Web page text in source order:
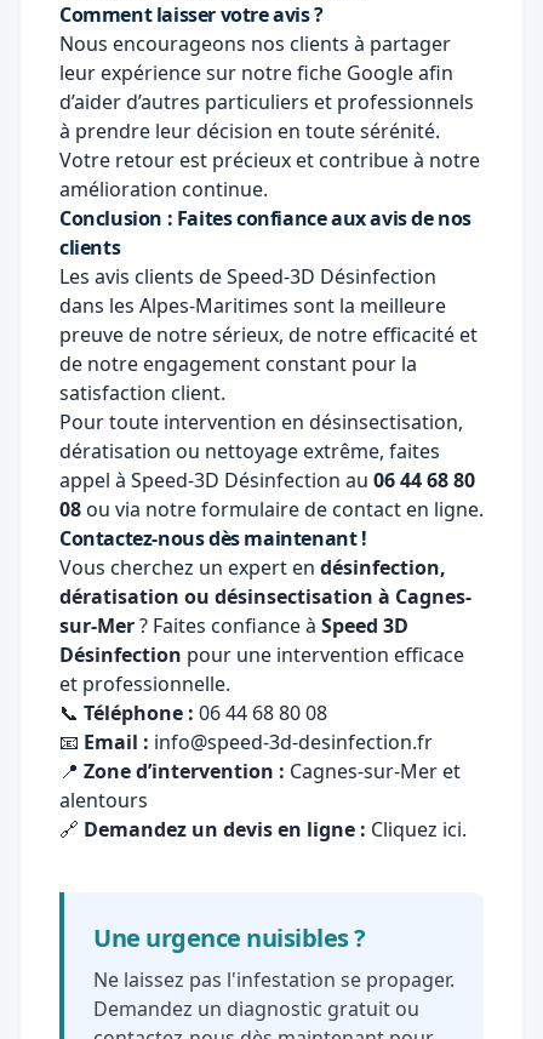
Comment laisser votre avis ?
Nous encourageons nos clients à partager
leur expérience sur notre fiche Google afin
d’aider d’autres particuliers et professionnels
à prendre leur décision en toute sérénité.
Votre retour est précieux et contribue à notre
amélioration continue.
Conclusion : Faites confiance aux avis de nos
clients
Les avis clients de Speed-3D Désinfection
dans les Alpes-Maritimes sont la meilleure
preuve de notre sérieux, de notre efficacité et
de notre engagement constant pour la
satisfaction client.
Pour toute intervention en désinsectisation,
dératisation ou nettoyage extrême, faites
appel à Speed-3D Désinfection au 06 44 68 80
08 ou via notreformulaire de contact en ligne.
Contactez-nous dès maintenant !
Vous cherchez un expert en désinfection,
dératisation ou désinsectisation à Cagnes-
sur-Mer? Faites confiance à Speed 3D
Désinfection pour une intervention efficace
et professionnelle.
📞 Téléphone : 06 44 68 80 08
📧 Email : info@speed-3d-desinfection.fr
📍 Zone d’intervention : Cagnes-sur-Mer et
alentours
🔗 Demandez un devis en ligne : Cliquez ici.
Une urgence nuisibles ?
Ne laissez pas l'infestation se propager.
Demandez un diagnostic gratuit ou